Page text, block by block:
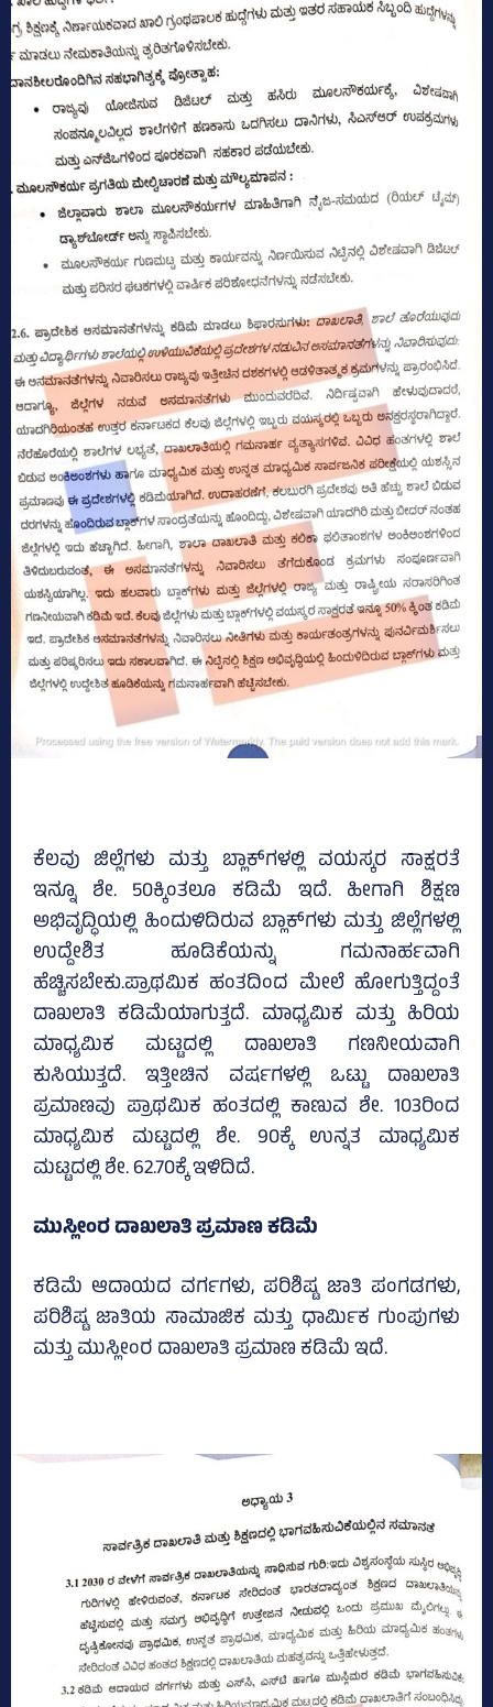
ಕೆಲವು ಜಿಲ್ಲೆಗಳು ಮತ್ತು ಬ್ಲಾಕ್‌ಗಳಲ್ಲಿ ವಯಸ್ಕರ ಸಾಕ್ಷರತೆ
ಇನ್ನೂ ಶೇ. 50ಕ್ಕಿಂತಲೂ ಕಡಿಮೆ ಇದೆ. ಹೀಗಾಗಿ ಶಿಕ್ಷಣ
ಅಭಿವೃದ್ಧಿಯಲ್ಲಿ ಹಿಂದುಳಿದಿರುವ ಬ್ಲಾಕ್‌ಗಳು ಮತ್ತು ಜಿಲ್ಲೆಗಳಲ್ಲಿ
ಉದ್ದೇಶಿತ ಹೂಡಿಕೆಯನ್ನು ಗಮನಾರ್ಹವಾಗಿ
ಹೆಚ್ಚಿಸಬೇಕು.ಪ್ರಾಥಮಿಕ ಹಂತದಿಂದ ಮೇಲೆ ಹೋಗುತ್ತಿದ್ದಂತೆ
ದಾಖಲಾತಿ ಕಡಿಮೆಯಾಗುತ್ತದೆ. ಮಾಧ್ಯಮಿಕ ಮತ್ತು ಹಿರಿಯ
ಮಾಧ್ಯಮಿಕ ಮಟ್ಟದಲ್ಲಿ ದಾಖಲಾತಿ ಗಣನೀಯವಾಗಿ
ಕುಸಿಯುತ್ತದೆ. ಇತ್ತೀಚಿನ ವರ್ಷಗಳಲ್ಲಿ ಒಟ್ಟು ದಾಖಲಾತಿ
ಪ್ರಮಾಣವು ಪ್ರಾಥಮಿಕ ಹಂತದಲ್ಲಿ ಕಾಣುವ ಶೇ. 103ರಿಂದ
ಮಾಧ್ಯಮಿಕ ಮಟ್ಟದಲ್ಲಿ ಶೇ. 90ಕ್ಕೆ ಉನ್ನತ ಮಾಧ್ಯಮಿಕ
ಮಟ್ಟದಲ್ಲಿ ಶೇ. 62.70ಕ್ಕೆ ಇಳಿದಿದೆ.
ಮುಸ್ಲೀಂರ ದಾಖಲಾತಿ ಪ್ರಮಾಣ ಕಡಿಮೆ
ಕಡಿಮೆ ಆದಾಯದ ವರ್ಗಗಳು, ಪರಿಶಿಷ್ಟ ಜಾತಿ ಪಂಗಡಗಳು,
ಪರಿಶಿಷ್ಟ ಜಾತಿಯ ಸಾಮಾಜಿಕ ಮತ್ತು ಧಾರ್ಮಿಕ ಗುಂಪುಗಳು
ಮತ್ತು ಮುಸ್ಲೀಂರ ದಾಖಲಾತಿ ಪ್ರಮಾಣ ಕಡಿಮೆ ಇದೆ.